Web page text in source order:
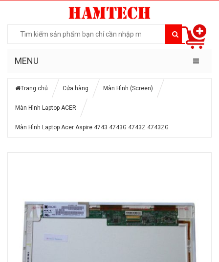
MENU
Trang chủ Cửa hàng Màn Hình (Screen)
Màn Hình Laptop ACER
Màn Hình Laptop Acer Aspire 4743 4743G 4743Z 4743ZG